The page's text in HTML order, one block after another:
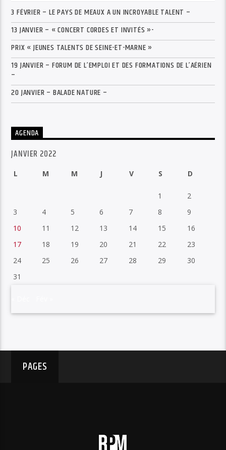
3 FÉVRIER – LE PAYS DE MEAUX A UN INCROYABLE TALENT –
13 JANVIER – « CONCERT CORDES ET INVITÉS »-
PRIX « JEUNES TALENTS DE SEINE-ET-MARNE »
19 JANVIER – FORUM DE L’EMPLOI ET DES FORMATIONS DE L’AÉRIEN
–
20 JANVIER – BALADE NATURE –
AGENDA
JANVIER 2022
L M M J V S D
1
2
3
4 5 6 7 8
9
10
11 12 13 14 15
16
17
18 19 20 21 22
23
24
25 26 27 28 29
30
31
PAGES